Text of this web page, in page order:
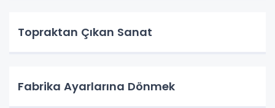
Topraktan Çıkan Sanat
Fabrika Ayarlarına Dönmek